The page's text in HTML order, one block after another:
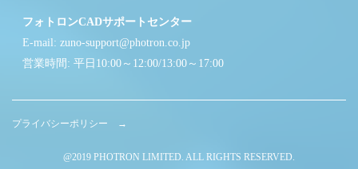
フォトロンCADサポートセンター
E-mail: zuno-support@photron.co.jp
営業時間: 平日10:00～12:00/13:00～17:00
プライバシーポリシー →
@2019 PHOTRON LIMITED. ALL RIGHTS RESERVED.